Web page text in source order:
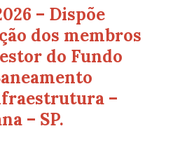
– Dispõe
dos membros
do Fundo
–
– SP.